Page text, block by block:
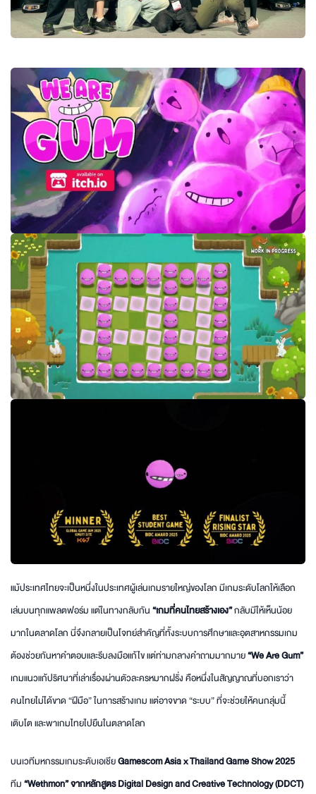
แม้ประเทศไทยจะเป็นหนึ่งในประเทศผู้เล่นเกมรายใหญ่ของโลก มีเกมระดับโลกให้เลือก
เล่นบนทุกแพลตฟอร์ม แต่ในทางกลับกัน“เกมที่คนไทยสร้างเอง”กลับมีให้เห็นน้อย
มากในตลาดโลก นี่จึงกลายเป็นโจทย์สำคัญที่ทั้งระบบการศึกษาและอุตสาหกรรมเกม
ต้องช่วยกันหาคำตอบและรีบลงมือแก้ไข แต่ท่ามกลางคำถามมากมาย“We Are Gum”
เกมแนวแก้ปริศนาที่เล่าเรื่องผ่านตัวละครหมากฝรั่ง คือหนึ่งในสัญญาณที่บอกเราว่า
คนไทยไม่ได้ขาด “ฝีมือ” ในการสร้างเกม แต่อาจขาด “ระบบ” ที่จะช่วยให้คนกลุ่มนี้
เติบโต และพาเกมไทยไปยืนในตลาดโลก
บนเวทีมหกรรมเกมระดับเอเชียGamescom Asia x Thailand Game Show 2025
ทีม“Wethmon” จากหลักสูตร Digital Design and Creative Technology (DDCT)